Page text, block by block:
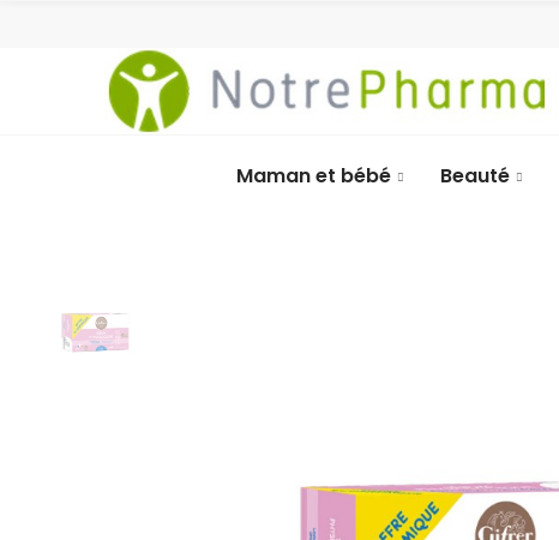
Maman et bébé Beauté